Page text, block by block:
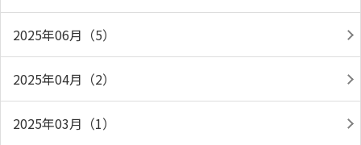
2025年06月（5）
2025年04月（2）
2025年03月（1）